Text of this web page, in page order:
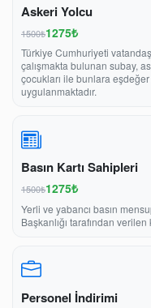
Askeri Yolcu
1500₺1275₺
Türkiye Cumhuriyeti
çalışmakta bulunan subay,
çocukları ile bunlara
uygulanmaktadır.
Basın Kartı Sahipleri
1500₺1275₺
Yerli ve yabancı basın
Başkanlığı tarafından
Personel İndirimi